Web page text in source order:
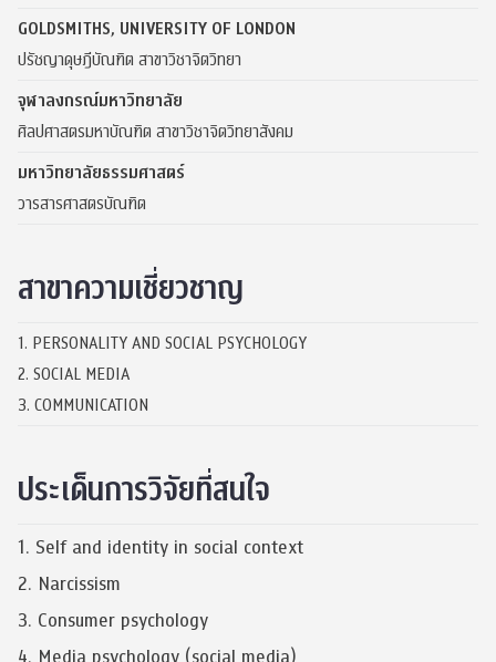
GOLDSMITHS, UNIVERSITY OF LONDON
ปรัชญาดุษฎีบัณฑิต สาขาวิชาจิตวิทยา
จุฬาลงกรณ์มหาวิทยาลัย
ศิลปศาสตรมหาบัณฑิต สาขาวิชาจิตวิทยาสังคม
มหาวิทยาลัยธรรมศาสตร์
วารสารศาสตรบัณฑิต
สาขาความเชี่ยวชาญ
1. PERSONALITY AND SOCIAL PSYCHOLOGY
2. SOCIAL MEDIA
3. COMMUNICATION
ประเด็นการวิจัยที่สนใจ
1. Self and identity in social context
2. Narcissism
3. Consumer psychology